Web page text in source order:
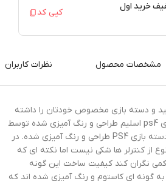
خرید اول
کپی کد
مشخصات محصول نظرات کاربران
و دسته بازی مخصوص خودتان را داشته
باشید، می‌توانید از دسته بازی ps4 اسلیم طراحی و رنگ آمیزی شده توسط
تیم نیم زی استفاده کنید. دسته بازی PS4 طراحی و رنگ آمیزی شده. در
از کنترلر ها شکی نیست اما نکته ای که
نگران کند کیفیت ساخت این گونه
به گونه ای کاستوم و رنگ آمیزی شده اند که